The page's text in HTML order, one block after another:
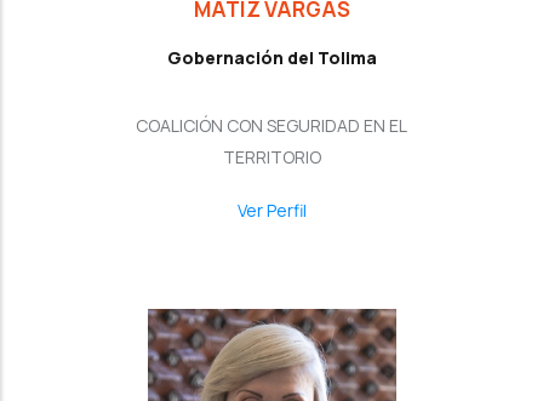
MATIZ VARGAS
Gobernación del Tolima
COALICIÓN CON SEGURIDAD EN EL
TERRITORIO
Ver Perfil